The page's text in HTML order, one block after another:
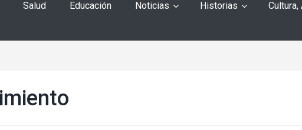
Salud Educación Noticias Historias